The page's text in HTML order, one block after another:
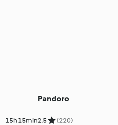
15h 15min
Pandoro
2.5 (220)